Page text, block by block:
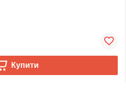
Купити